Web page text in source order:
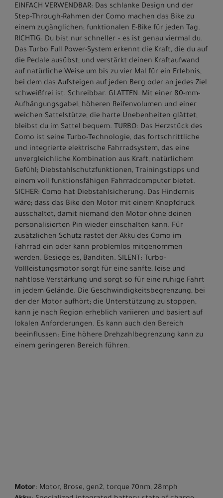
EINFACH VERWENDBAR: Das schlanke Design und der
Step-Through-Rahmen der Como machen das Bike zu
einem zugänglichen; funktionalen E-Bike für jeden Tag.
RICHTIG: Du bist nur schneller – es ist genau viermal du.
Das Turbo Full Power-System erkennt die Kraft, die du auf
die Pedale ausübst; und verstärkt deinen Kraftaufwand
auf natürliche Weise um bis zu vier Mal für ein Erlebnis,
bei dem das Aufsteigen auf jeden Berg oder an jedes Ziel
schweißfrei ist. Schreibbar. GLATTEN: Mit einer 80-mm-
Aufhängungsgabel; höheren Reifenvolumen und einer
weichen Sattelstütze; die harte Unebenheiten glättet;
bleibst du im Sattel bequem. TURBO: Das Herzstück des
Como ist seine Turbo-Technologie, das fortschrittliche
und integrierte elektrische Fahrradsystem, das eine
unvergleichliche Kombination aus Kraft, natürlichem
Gefühl; Diebstahlschutzfunktionen, Trainingstipps und
einem voll funktionsfähigen Fahrradcomputer bietet.
SICHER: Como hat Diebstahlsicherung. Das Hindernis
wäre; dass das Bike den Motor mit einem Knopfdruck
ausschaltet, damit niemand den Motor ohne deinen
personalisierten Pin wieder einschalten kann. Für
zusätzlichen Schutz rastet der Akku des Como im
Fahrrad ein oder kann problemlos mitgenommen
werden. Besiege es, Banditen. SILENT: Turbo-
Vollleistungsmotor sorgt für eine sanfte, leise und
nahtlose Verstärkung und sorgt so für eine ruhige Fahrt
in jedem Gelände. Die Geschwindigkeitsbegrenzung, bei
der der Motor aufhört; die Unterstützung zu stoppen,
kann je nach Region erheblich variieren und basiert auf
lokalen Anforderungen. Es kann auch den Bereich
beeinflussen: Eine höhere Drehzahlbegrenzung kann zu
einem geringeren Bereich führen.
Motor: Motor, Brose, gen2, torque 70nm, 28mph